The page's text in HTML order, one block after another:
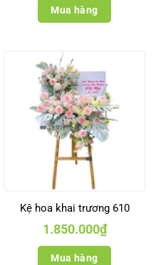
Mua hàng
Kệ hoa khai trương 610
1.850.000₫
Mua hàng